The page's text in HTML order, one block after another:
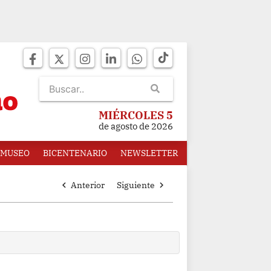
MIÉRCOLES 5
de agosto de 2026
MUSEO BICENTENARIO NEWSLETTER
chevron_left Anterior Siguiente chevron_right